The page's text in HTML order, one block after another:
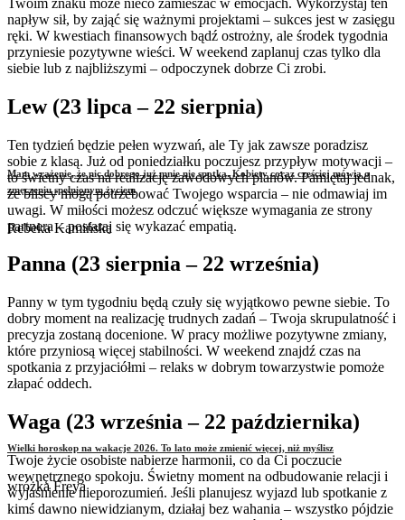
Mam wrażenie, że nic dobrego już mnie nie spotka. Kobiety coraz częściej mówią o
zmęczeniu spełnionym życiem
Rebeka Kamińska
Wielki horoskop na wakacje 2026. To lato może zmienić więcej, niż myślisz
wróżka Freya
napływ sił, by zająć się ważnymi projektami – sukces jest w zasięgu
ręki. W kwestiach finansowych bądź ostrożny, ale środek tygodnia
przyniesie pozytywne wieści. W weekend zaplanuj czas tylko dla
siebie lub z najbliższymi – odpoczynek dobrze Ci zrobi.
Lew (23 lipca – 22 sierpnia)
Ten tydzień będzie pełen wyzwań, ale Ty jak zawsze poradzisz
sobie z klasą. Już od poniedziałku poczujesz przypływ motywacji –
to świetny czas na realizację zawodowych planów. Pamiętaj jednak,
że bliscy mogą potrzebować Twojego wsparcia – nie odmawiaj im
uwagi. W miłości możesz odczuć większe wymagania ze strony
partnera – postaraj się wykazać empatią.
Panna (23 sierpnia – 22 września)
Panny w tym tygodniu będą czuły się wyjątkowo pewne siebie. To
dobry moment na realizację trudnych zadań – Twoja skrupulatność i
precyzja zostaną docenione. W pracy możliwe pozytywne zmiany,
które przyniosą więcej stabilności. W weekend znajdź czas na
spotkania z przyjaciółmi – relaks w dobrym towarzystwie pomoże
złapać oddech.
Waga (23 września – 22 października)
Twoje życie osobiste nabierze harmonii, co da Ci poczucie
wewnętrznego spokoju. Świetny moment na odbudowanie relacji i
wyjaśnienie nieporozumień. Jeśli planujesz wyjazd lub spotkanie z
kimś dawno niewidzianym, działaj bez wahania – wszystko pójdzie